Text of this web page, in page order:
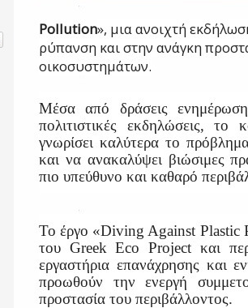
Pollution», μια ανοιχτή
ρύπανση και στην ανάγκη
οικοσυστημάτων.
Μέσα από δράσεις
πολιτιστικές εκδηλώσεις,
γνωρίσει καλύτερα το
και να ανακαλύψει βιώσιμες
πιο υπεύθυνο και καθαρό
Το έργο «Diving Against Plastic
του Greek Eco Project και
εργαστήρια επανάχρησης και
προωθούν την ενεργή
προστασία του περιβάλλοντος.